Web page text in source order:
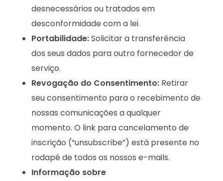
desnecessários ou tratados em
desconformidade com a lei.
Portabilidade:Solicitar a transferência
dos seus dados para outro fornecedor de
serviço.
Revogação do Consentimento:Retirar
seu consentimento para o recebimento de
nossas comunicações a qualquer
momento. O link para cancelamento de
inscrição (“unsubscribe”) está presente no
rodapé de todos os nossos e-mails.
Informação sobre